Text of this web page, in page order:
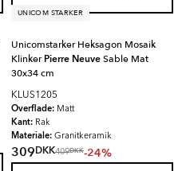
UNICOM STARKER
Unicomstarker Heksagon Mosaik
KlinkerPierre NeuveSable Mat
30x34 cm
KLUS1205
Overflade: Matt
Kant: Rak
Materiale: Granitkeramik
309DKK409DKK-24%